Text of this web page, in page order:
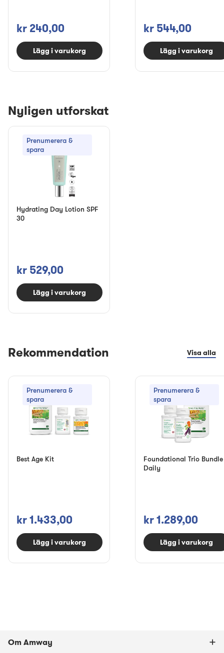
kr 240,00
Lägg i varukorg
kr 544,00
Lägg i varukorg
Nyligen utforskat
Prenumerera &
spara
Hydrating Day Lotion SPF
30
kr 529,00
Lägg i varukorg
Rekommendation Visa alla
Prenumerera &
spara
Best Age Kit
kr 1.433,00
Lägg i varukorg
Prenumerera &
spara
Foundational Trio Bundle
Daily
kr 1.289,00
Lägg i varukorg
Om Amway